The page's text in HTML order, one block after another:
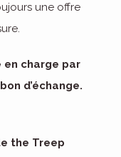
une offre
en charge par
d’échange.
the Treep